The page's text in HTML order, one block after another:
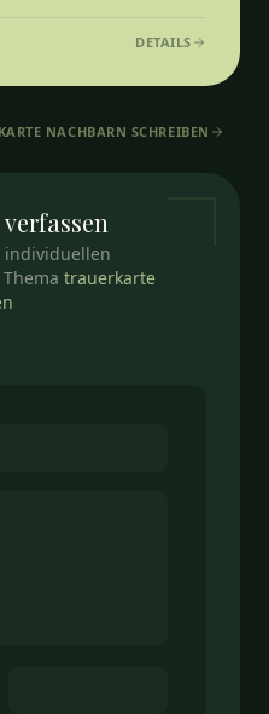
DETAILS
NACHBARN SCHREIBEN
verfassen
individuellen
trauerkarte